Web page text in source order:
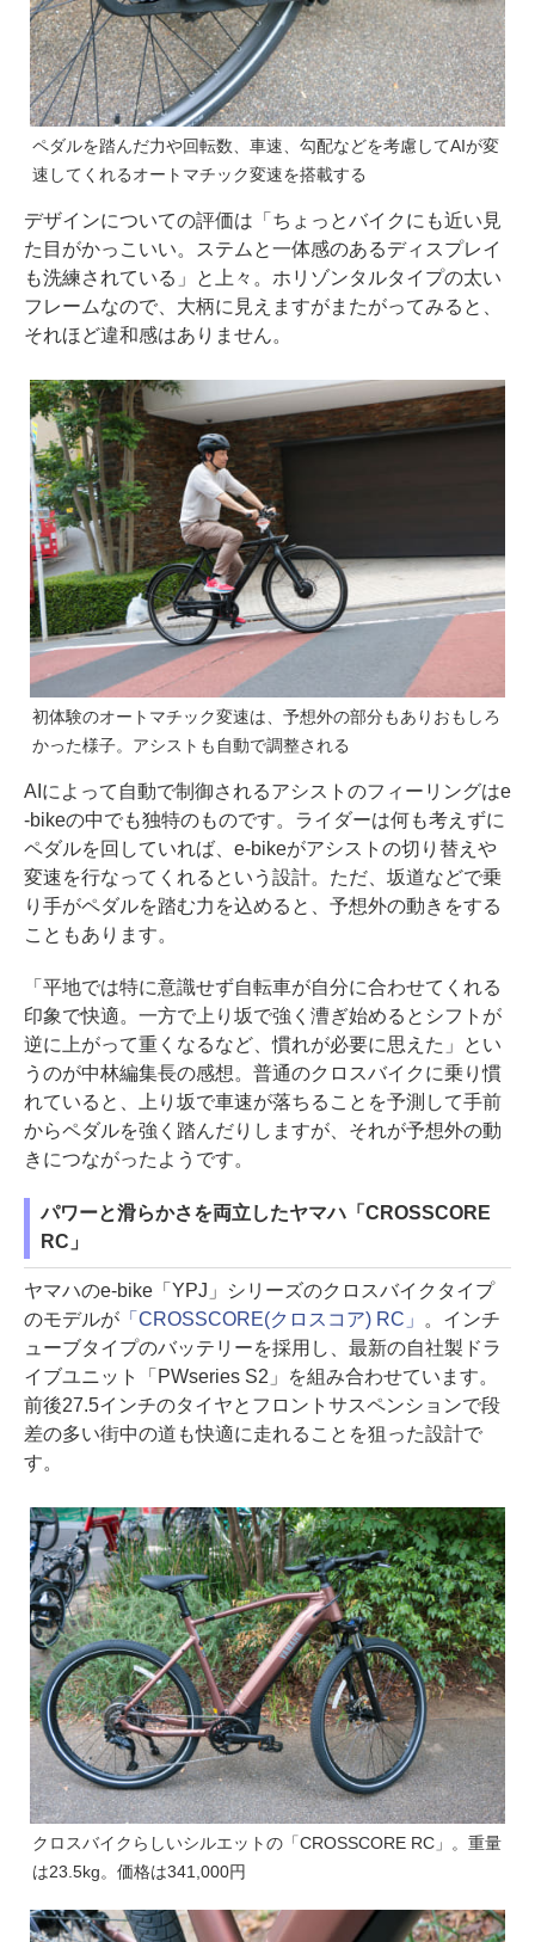
ペダルを踏んだ力や回転数、車速、勾配などを考慮してAIが変
速してくれるオートマチック変速を搭載する
デザインについての評価は「ちょっとバイクにも近い見
た目がかっこいい。ステムと一体感のあるディスプレイ
も洗練されている」と上々。ホリゾンタルタイプの太い
フレームなので、大柄に見えますがまたがってみると、
それほど違和感はありません。
初体験のオートマチック変速は、予想外の部分もありおもしろ
かった様子。アシストも自動で調整される
AIによって自動で制御されるアシストのフィーリングはe
-bikeの中でも独特のものです。ライダーは何も考えずに
ペダルを回していれば、e-bikeがアシストの切り替えや
変速を行なってくれるという設計。ただ、坂道などで乗
り手がペダルを踏む力を込めると、予想外の動きをする
こともあります。
「平地では特に意識せず自転車が自分に合わせてくれる
印象で快適。一方で上り坂で強く漕ぎ始めるとシフトが
逆に上がって重くなるなど、慣れが必要に思えた」とい
うのが中林編集長の感想。普通のクロスバイクに乗り慣
れていると、上り坂で車速が落ちることを予測して手前
からペダルを強く踏んだりしますが、それが予想外の動
きにつながったようです。
パワーと滑らかさを両立したヤマハ「CROSSCORE
RC」
ヤマハのe-bike「YPJ」シリーズのクロスバイクタイプ
のモデルが「CROSSCORE(クロスコア) RC」
。インチ
ューブタイプのバッテリーを採用し、最新の自社製ドラ
イブユニット「PWseries S2」を組み合わせています。
前後27.5インチのタイヤとフロントサスペンションで段
差の多い街中の道も快適に走れることを狙った設計で
す。
クロスバイクらしいシルエットの「CROSSCORE RC」。重量
は23.5kg。価格は341,000円